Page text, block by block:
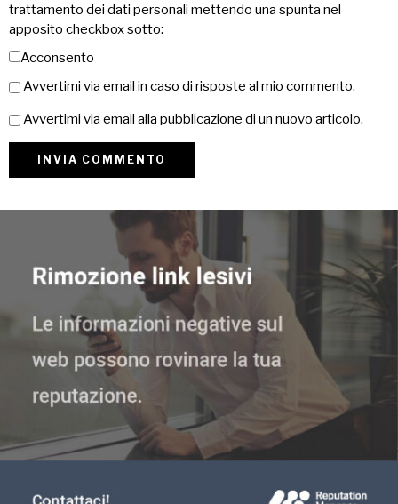
trattamento dei dati personali mettendo una spunta nel
apposito checkbox sotto:
Acconsento
Avvertimi via email in caso di risposte al mio commento.
Avvertimi via email alla pubblicazione di un nuovo articolo.